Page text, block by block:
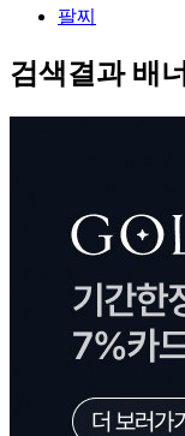
팔찌
검색결과 배너